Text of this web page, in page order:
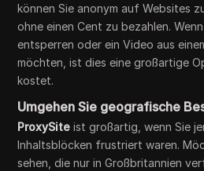
können Sie anonym auf Websites
ohne einen Cent zu bezahlen.
entsperren oder ein Video aus
möchten, ist dies eine großartige
kostet.
Umgehen Sie geografische
ProxySite ist großartig, wenn Sie
Inhaltsblöcken frustriert waren.
sehen, die nur in Großbritannien